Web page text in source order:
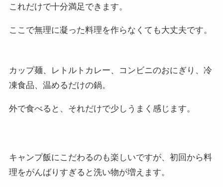
これだけで十分満足できます。
ここで無理に凝った料理を作らなくても大丈夫です。
カップ麺、レトルトカレー、コンビニのおにぎり、冷
凍食品、温めるだけの鍋。
外で食べると、それだけで少しうまく感じます。
キャンプ飯にこだわるのも楽しいですが、初回から料
理をがんばりすぎると洗い物が増えます。